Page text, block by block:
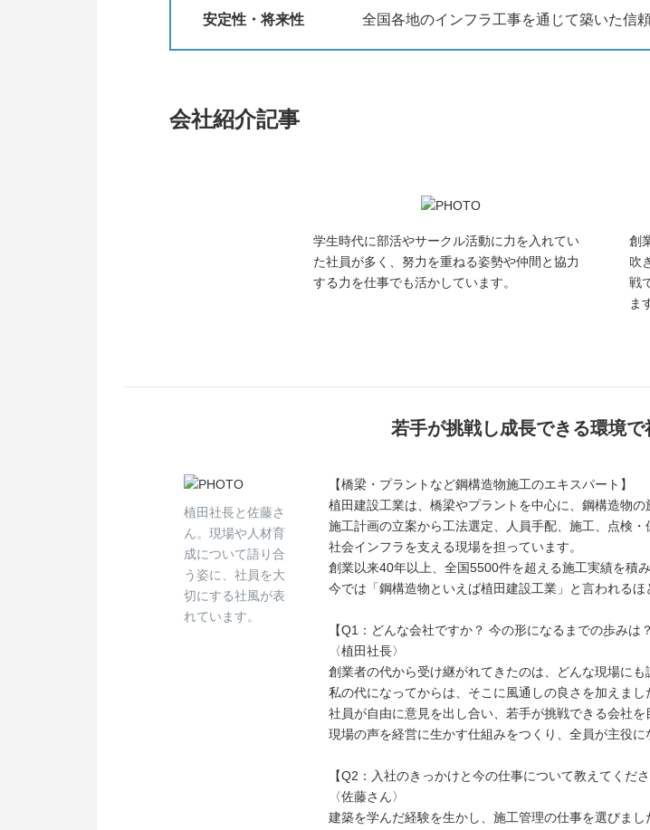
安定性・将来性 全国各地のインフラ工事を通じて築いた信
会社紹介記事
学生時代に部活やサークル活動に力を入れてい
た社員が多く、努力を重ねる姿勢や仲間と協力
する力を仕事でも活かしています。
創
吹
戦
ま
若手が挑戦し成長できる環境
植田社長と佐藤さ
ん。現場や人材育
成について語り合
う姿に、社員を大
切にする社風が表
れています。
【橋梁・プラントなど鋼構造物施工のエキスパート】
植田建設工業は、橋梁やプラントを中心に、鋼構造物の
施工計画の立案から工法選定、人員手配、施工、点検・
社会インフラを支える現場を担っています。
創業以来40年以上、全国5500件を超える施工実績を積み
今では「鋼構造物といえば植田建設工業」と言われるほ
【Q1：どんな会社ですか？ 今の形になるまでの歩みは？
〈植田社長〉
創業者の代から受け継がれてきたのは、どんな現場にも
私の代になってからは、そこに風通しの良さを加えまし
社員が自由に意見を出し合い、若手が挑戦できる会社を
現場の声を経営に生かす仕組みをつくり、全員が主役に
【Q2：入社のきっかけと今の仕事について教えてくださ
〈佐藤さん〉
建築を学んだ経験を生かし、施工管理の仕事を選びまし